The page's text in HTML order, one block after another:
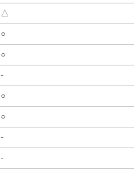
△
○
○
-
○
○
-
-